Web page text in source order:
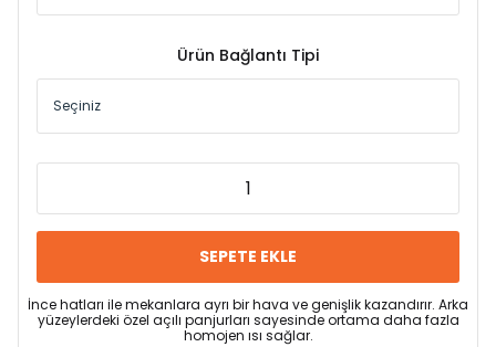
Ürün Bağlantı Tipi
SEPETE EKLE
İnce hatları ile mekanlara ayrı bir hava ve genişlik kazandırır. Arka
yüzeylerdeki özel açılı panjurları sayesinde ortama daha fazla
homojen ısı sağlar.